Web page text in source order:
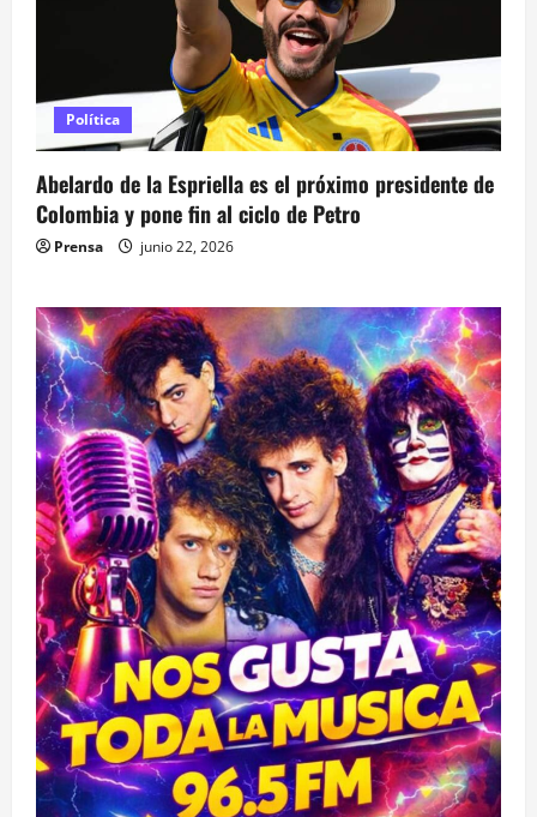
Política
Abelardo de la Espriella es el próximo presidente de
Colombia y pone fin al ciclo de Petro
Prensa junio 22, 2026